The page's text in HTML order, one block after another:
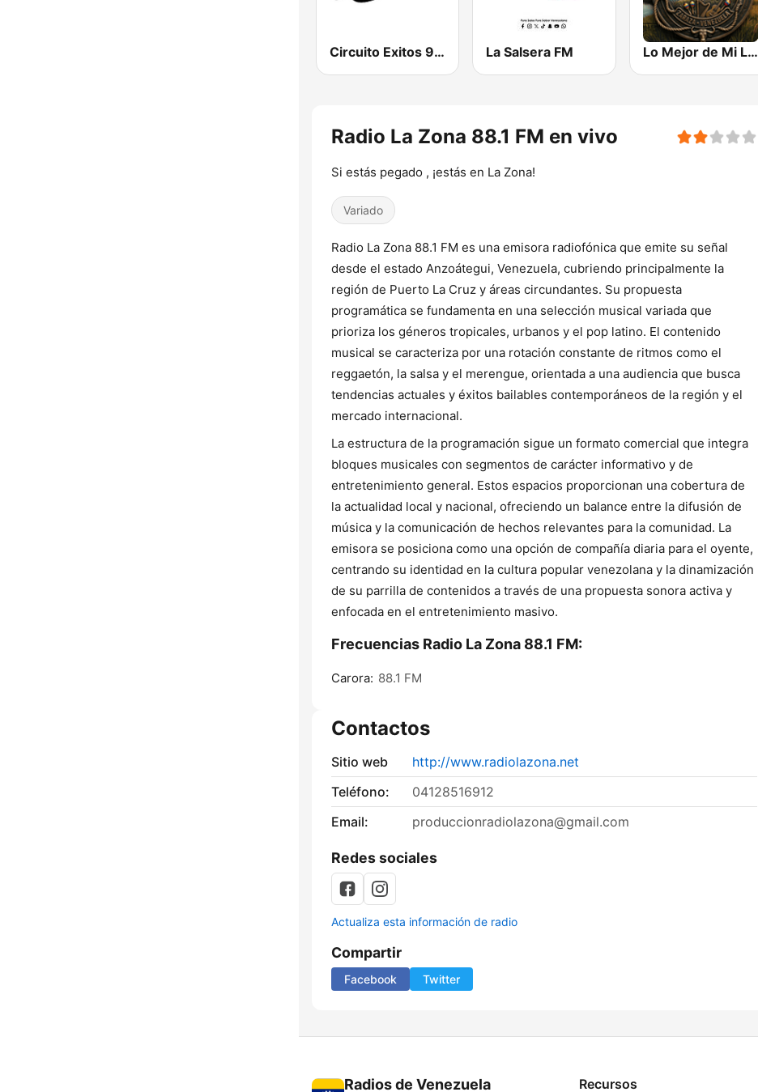
Circuito Exitos 99.9 FM La Salsera FM Lo Mejor de Mi Llano
Radio La Zona 88.1 FM en vivo
Si estás pegado , ¡estás en La Zona!
Variado
Radio La Zona 88.1 FM es una emisora radiofónica que emite su señal
desde el estado Anzoátegui, Venezuela, cubriendo principalmente la
región de Puerto La Cruz y áreas circundantes. Su propuesta
programática se fundamenta en una selección musical variada que
prioriza los géneros tropicales, urbanos y el pop latino. El contenido
musical se caracteriza por una rotación constante de ritmos como el
reggaetón, la salsa y el merengue, orientada a una audiencia que busca
tendencias actuales y éxitos bailables contemporáneos de la región y el
mercado internacional.
La estructura de la programación sigue un formato comercial que integra
bloques musicales con segmentos de carácter informativo y de
entretenimiento general. Estos espacios proporcionan una cobertura de
la actualidad local y nacional, ofreciendo un balance entre la difusión de
música y la comunicación de hechos relevantes para la comunidad. La
emisora se posiciona como una opción de compañía diaria para el oyente,
centrando su identidad en la cultura popular venezolana y la dinamización
de su parrilla de contenidos a través de una propuesta sonora activa y
enfocada en el entretenimiento masivo.
Frecuencias Radio La Zona 88.1 FM:
Carora: 88.1 FM
Contactos
Sitio web
http://www.radiolazona.net
Teléfono:
04128516912
Email:
produccionradiolazona@gmail.com
Redes sociales
Actualiza esta información de radio
Compartir
Facebook Twitter
Radios de Venezuela Recursos